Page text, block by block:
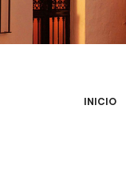
INICIO